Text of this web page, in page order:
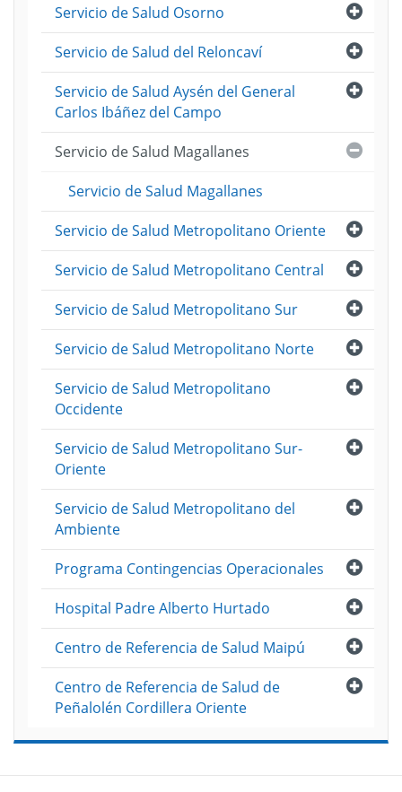
Abrir
Servicio de Salud Osorno
Abrir
Servicio de Salud del Reloncaví
Abrir
Servicio de Salud Aysén del General
Carlos Ibáñez del Campo
Servicio de Salud Magallanes
Servicio de Salud Magallanes
Abrir
Servicio de Salud Metropolitano Oriente
Abrir
Servicio de Salud Metropolitano Central
Abrir
Servicio de Salud Metropolitano Sur
Abrir
Servicio de Salud Metropolitano Norte
Abrir
Servicio de Salud Metropolitano
Occidente
Abrir
Servicio de Salud Metropolitano Sur-
Oriente
Abrir
Servicio de Salud Metropolitano del
Ambiente
Abrir
Programa Contingencias Operacionales
Abrir
Hospital Padre Alberto Hurtado
Abrir
Centro de Referencia de Salud Maipú
Abrir
Centro de Referencia de Salud de
Peñalolén Cordillera Oriente